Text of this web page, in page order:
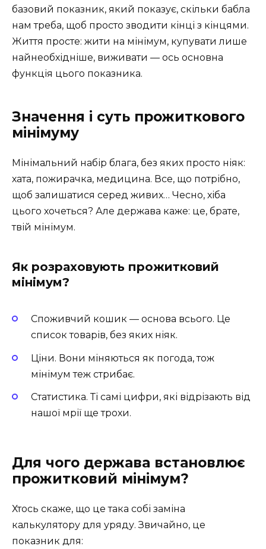
базовий показник, який показує, скільки бабла
нам треба, щоб просто зводити кінці з кінцями.
Життя просте: жити на мінімум, купувати лише
найнеобхідніше, виживати — ось основна
функція цього показника.
Значення і суть прожиткового
мінімуму
Мінімальний набір блага, без яких просто ніяк:
хата, пожирачка, медицина. Все, що потрібно,
щоб залишатися серед живих… Чесно, хіба
цього хочеться? Але держава каже: це, брате,
твій мінімум.
Як розраховують прожитковий
мінімум?
Споживчий кошик — основа всього. Це
список товарів, без яких ніяк.
Ціни. Вони міняються як погода, тож
мінімум теж стрибає.
Статистика. Ті самі цифри, які відрізають від
нашої мрії ще трохи.
Для чого держава встановлює
прожитковий мінімум?
Хтось скаже, що це така собі заміна
калькулятору для уряду. Звичайно, це
показник для: